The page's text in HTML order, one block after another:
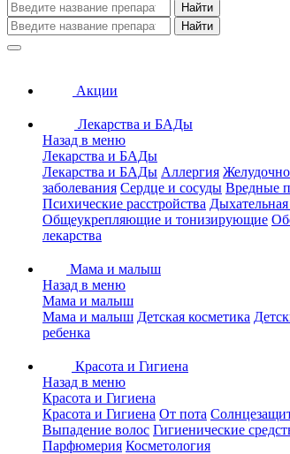
Найти
Найти
Акции
Лекарства и БАДы
Назад в меню
Лекарства и БАДы
Лекарства и БАДы Аллергия
заболевания Сердце и сосуды Вредные
Психические расстройства
Общеукрепляющие и тонизирующие
лекарства
Мама и малыш
Назад в меню
Мама и малыш
Мама и малыш Детская косметика
ребенка
Красота и Гигиена
Назад в меню
Красота и Гигиена
Красота и Гигиена От пота
Выпадение волос Гигиенические
Парфюмерия Косметология